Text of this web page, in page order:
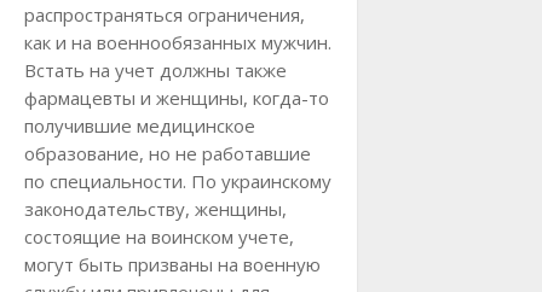
распространяться ограничения,
как и на военнообязанных мужчин.
Встать на учет должны также
фармацевты и женщины, когда-то
получившие медицинское
образование, но не работавшие
по специальности. По украинскому
законодательству, женщины,
состоящие на воинском учете,
могут быть призваны на военную